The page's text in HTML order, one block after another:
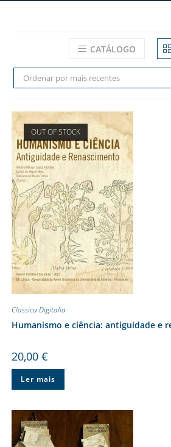
CATÁLOGO
Ordenar por mais recentes
OUT OF STOCK
Classica Digitalia
Humanismo e ciência: antiguidade e
20,00 €
Ler mais